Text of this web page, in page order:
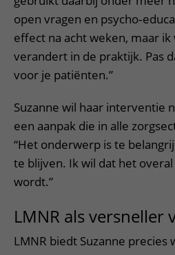
open vragen en
effect na acht weken, maar
verandert in de praktijk. Pas
voor je patiënten.”
Suzanne wil haar interventie
een aanpak die in alle
“Het onderwerp is te
te blijven. Ik wil dat het
wordt.”
LMNR als versneller
LMNR biedt Suzanne precies